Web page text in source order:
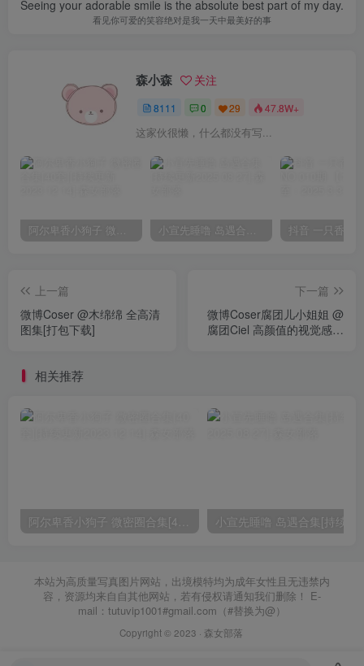
Seeing your adorable smile is the absolute best part of my day.
看见你可爱的笑容绝对是我一天中最美好的事
森小森 关注
8111 0 29 47.8W+
这家伙很懒，什么都没有写...
阿尔卑香小狗子 微密圈合集[40套][持续更新2023.12.14] 小宣先睡噜 岛遇合集[持续更新2025.08.27]
上一篇
微博Coser @木绵绵 全高清
图集[打包下载]
下一篇
微博Coser腐团儿小姐姐 @
腐团Ciel 高颜值的视觉感受
相关推荐
阿尔卑香小狗子 微密圈合集[40套][持续更新2023.12.14]
本站为高质量写真图片网站，出境模特均为成年女性且无违禁内
容，资源均来自自其他网站，若有侵权请通知我们删除！ E-
mail：tutuvip1001#gmail.com（#替换为@）
Copyright © 2023 · 森女部落